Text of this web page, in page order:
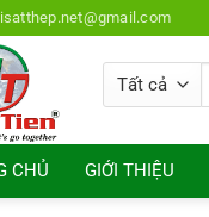
CHỦ GIỚI THIỆU